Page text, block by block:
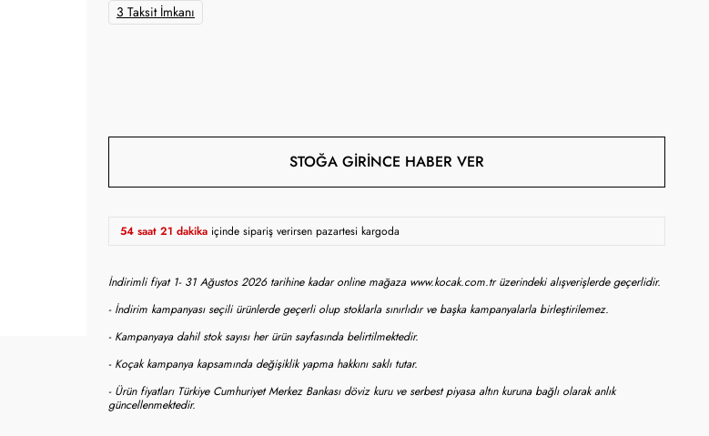
3 Taksit İmkanı
STOĞA GIRINCE HABER VER
54 saat 21 dakika içinde sipariş verirsen pazartesi kargoda
İndirimli fiyat 1- 31 Ağustos 2026 tarihine kadar online mağaza www.kocak.com.tr üzerindeki alışverişlerde geçerlidir.
- İndirim kampanyası seçili ürünlerde geçerli olup stoklarla sınırlıdır ve başka kampanyalarla birleştirilemez.
- Kampanyaya dahil stok sayısı her ürün sayfasında belirtilmektedir.
- Koçak kampanya kapsamında değişiklik yapma hakkını saklı tutar.
- Ürün fiyatları Türkiye Cumhuriyet Merkez Bankası döviz kuru ve serbest piyasa altın kuruna bağlı olarak anlık
güncellenmektedir.